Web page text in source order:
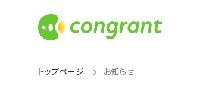
トップページ お知らせ